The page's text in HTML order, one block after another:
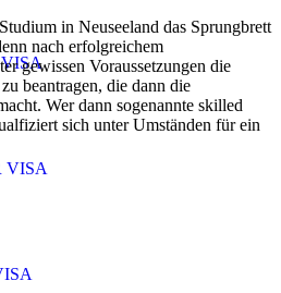
VISA
in Neuseeland das Sprungbrett
nach erfolgreichem
gewissen Voraussetzungen die
beantragen, die dann die
Wer dann sogenannte skilled
sich unter Umständen für ein